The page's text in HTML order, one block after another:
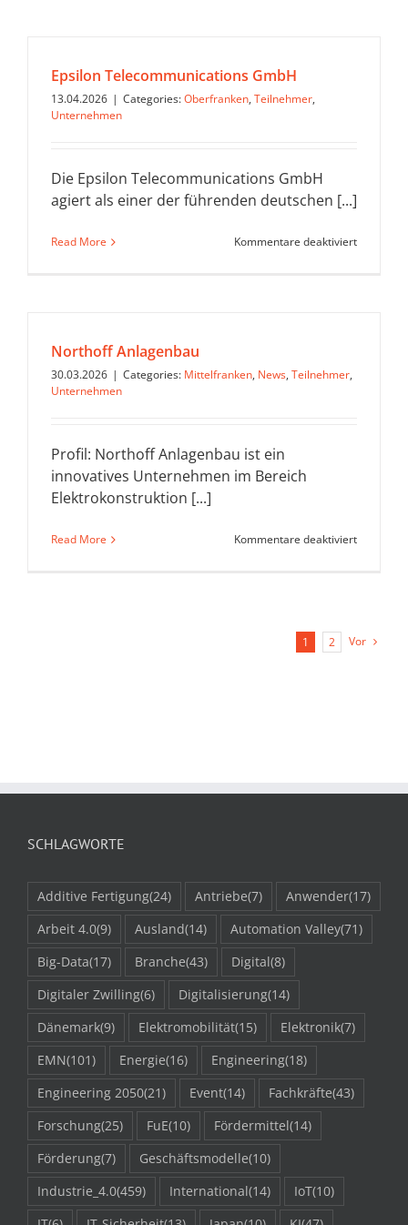
Epsilon Telecommunications GmbH
13.04.2026 | Categories:Oberfranken, Teilnehmer,
Unternehmen
Die Epsilon Telecommunications GmbH
agiert als einer der führenden deutschen [...]
Read More Kommentare deaktiviertfür
Northoff Anlagenbau
30.03.2026 | Categories: Mittelfranken, News, Teilnehmer,
Unternehmen
Profil: Northoff Anlagenbau ist ein
innovatives Unternehmen im Bereich
Elektrokonstruktion [...]
Read More Kommentare deaktiviertfür
1 2 Vor
SCHLAGWORTE
Additive Fertigung(24) Antriebe(7) Anwender(17)
Arbeit 4.0(9) Ausland(14) Automation Valley(71)
Big-Data(17) Branche(43) Digital(8)
Digitaler Zwilling(6) Digitalisierung(14)
Dänemark(9) Elektromobilität(15) Elektronik(7)
EMN(101) Energie(16) Engineering(18)
Engineering 2050(21) Event(14) Fachkräfte(43)
Forschung(25) FuE(10) Fördermittel(14)
Förderung(7) Geschäftsmodelle(10)
Industrie_4.0(459) International(14) IoT(10)